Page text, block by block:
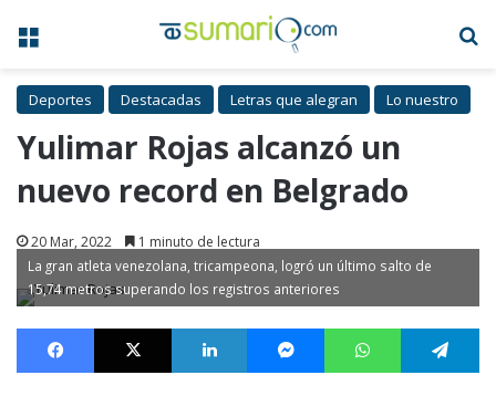
Menú
Deportes Destacadas Letras que alegran Lo nuestro
Yulimar Rojas alcanzó un
nuevo record en Belgrado
20 Mar, 2022 1 minuto de lectura
La gran atleta venezolana, tricampeona, logró un último salto de
15,74 metros superando los registros anteriores
Facebook X LinkedIn MessengerWhatsApp